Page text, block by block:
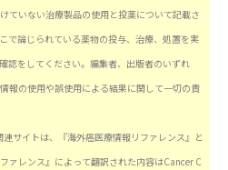
ていない治療製品の使用と投薬について記載さ
で論じられている薬物の投与、治療、処置を実
認をしてください。編集者、出版者のいずれ
報の使用や誤使用による結果に関して一切の責
サイトは、『海外癌医療情報リファレンス』と
ァレンス』によって翻訳された内容はCancer C